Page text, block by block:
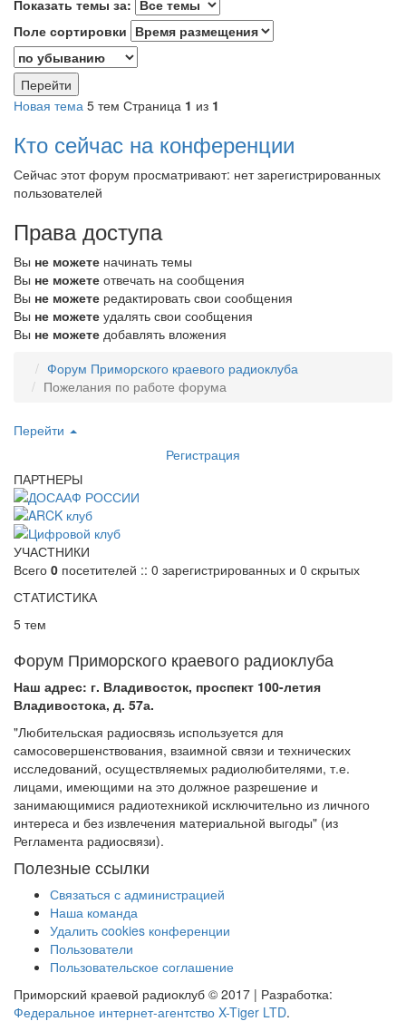
Показать темы за:
Поле сортировки
Новая тема 5 тем Страница 1 из 1
Кто сейчас на конференции
Сейчас этот форум просматривают: нет зарегистрированных
пользователей
Права доступа
Вы не можете начинать темы
Вы не можете отвечать на сообщения
Вы не можете редактировать свои сообщения
Вы не можете удалять свои сообщения
Вы не можете добавлять вложения
Форум Приморского краевого радиоклуба
Пожелания по работе форума
Перейти
Регистрация
ПАРТНЕРЫ
УЧАСТНИКИ
Всего 0 посетителей :: 0 зарегистрированных и 0 скрытых
СТАТИСТИКА
5 тем
Форум Приморского краевого радиоклуба
Наш адрес: г. Владивосток, проспект 100-летия
Владивостока, д. 57а.
"Любительская радиосвязь используется для
самосовершенствования, взаимной связи и технических
исследований, осуществляемых радиолюбителями, т.е.
лицами, имеющими на это должное разрешение и
занимающимися радиотехникой исключительно из личного
интереса и без извлечения материальной выгоды" (из
Регламента радиосвязи).
Полезные ссылки
Связаться с администрацией
Наша команда
Удалить cookies конференции
Пользователи
Пользовательское соглашение
Приморский краевой радиоклуб © 2017 | Разработка:
Федеральное интернет-агентство X-Tiger LTD.